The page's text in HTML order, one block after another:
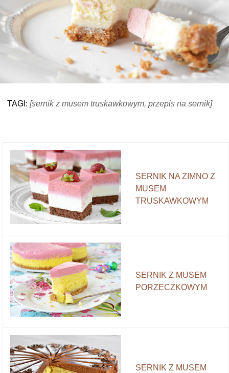
TAGI: [sernik z musem truskawkowym, przepis na sernik]
SERNIK NA ZIMNO Z
MUSEM
TRUSKAWKOWYM
SERNIK Z MUSEM
PORZECZKOWYM
SERNIK Z MUSEM